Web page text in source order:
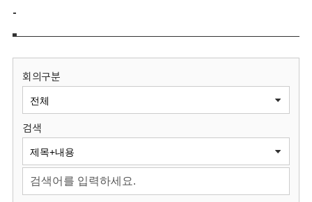
보
원
회
-
회의구분
검색